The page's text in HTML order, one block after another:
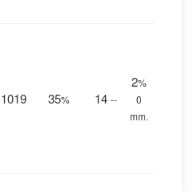
1019 35% 14 --
2%
0
mm.